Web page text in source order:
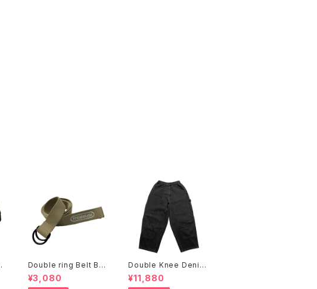
Double ring Belt Bei
ge
¥3,080
Double Knee Denim
Painter Pants Black
¥11,880